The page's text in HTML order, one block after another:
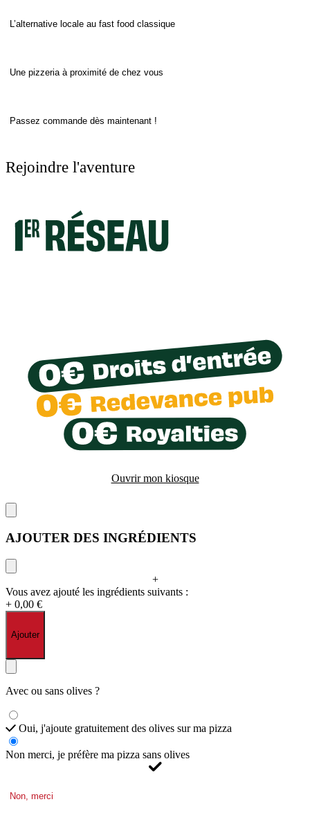
L’alternative locale au fast food classique
Une pizzeria à proximité de chez vous
Passez commande dès maintenant !
Rejoindre l'aventure
Ouvrir mon kiosque
AJOUTER DES INGRÉDIENTS
+
Vous avez ajouté les ingrédients suivants :
+ 0,00 €
Ajouter
Avec ou sans olives ?
Oui, j'ajoute gratuitement des olives sur ma pizza
Non merci, je préfère ma pizza sans olives
Non, merci